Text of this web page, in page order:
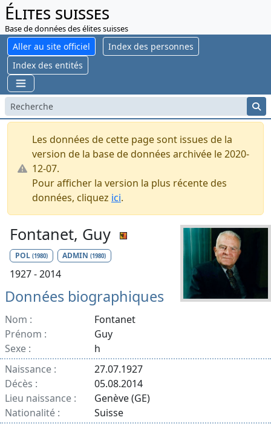
Élites suisses
Base de données des élites suisses
Aller au site officiel
Index des personnes
Index des entités
Les données de cette page sont issues de la
version de la base de données archivée le 2020-
12-07.
Pour afficher la version la plus récente des
données, cliquez ici.
Fontanet, Guy
POL (1980) ADMIN(1980)
1927 - 2014
Données biographiques
Nom :
Fontanet
Prénom :
Guy
Sexe :
h
Naissance :
27.07.1927
Décès :
05.08.2014
Lieu naissance :
Genève (GE)
Nationalité :
Suisse